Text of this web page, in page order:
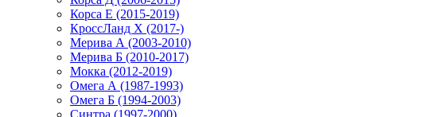
Корса E (2015-2019)
КроссЛанд X (2017-)
Мерива А (2003-2010)
Мерива Б (2010-2017)
Мокка (2012-2019)
Омега А (1987-1993)
Омега Б (1994-2003)
Синтра (1997-2000)